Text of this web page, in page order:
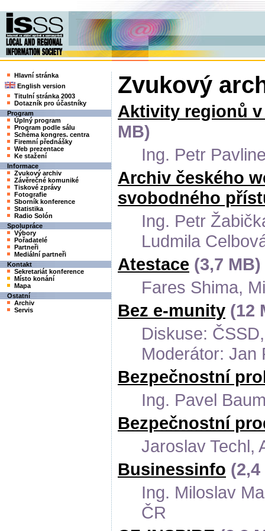
Hlavní stránka
English version
Titulní stránka 2003
Dotazník pro účastníky
Program
Úplný program
Program podle sálu
Schéma kongres. centra
Firemní přednášky
Web prezentace
Ke stažení
Informace
Zvukový archiv
Závěrečné komuniké
Tiskové zprávy
Fotografie
Sborník konference
Statistika
Radio Solón
Spolupráce
Výbory
Pořadatelé
Partneři
Mediální partneři
Kontakt
Sekretariát konference
Místo konání
Mapa
Ostatní
Archiv
Servis
Zvukový
Aktivity regionů v
MB)
Ing. Petr
Archiv českého
svobodného
Ing. Petr
Ludmila
Atestace (3,7 MB)
Fares Shima,
Bez e-munity (12
Diskuse:
Moderátor: Jan
Bezpečnostní
Ing. Pavel
Bezpečnostní
Jaroslav Techl,
Businessinfo
Ing. Miloslav
ČR